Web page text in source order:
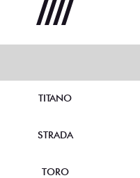
TITANO
STRADA
TORO